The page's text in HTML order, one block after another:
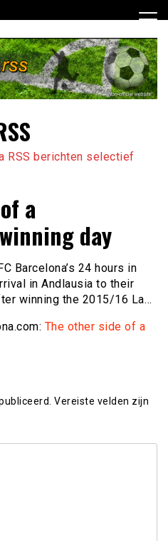
RSS berichten selectief
a
day
Barcelona’s 24 hours in
in Andlausia to their
winning the 2015/16 La…
The other side of a
Vereiste velden zijn